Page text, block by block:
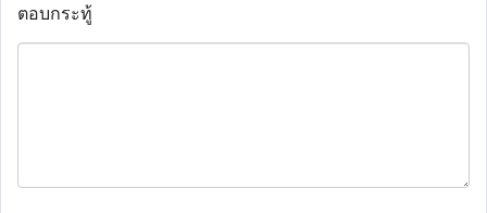
ตอบกระทู้